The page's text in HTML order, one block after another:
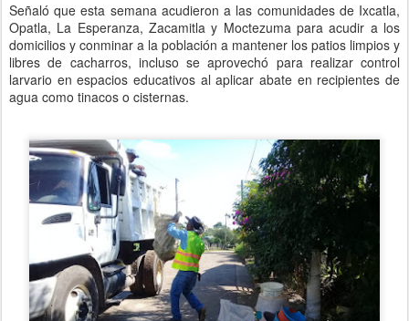
Señaló que esta semana acudieron a las comunidades de Ixcatla,
Opatla, La Esperanza, Zacamitla y Moctezuma para acudir a los
domicilios y conminar a la población a mantener los patios limpios y
libres de cacharros, incluso se aprovechó para realizar control
larvario en espacios educativos al aplicar abate en recipientes de
agua como tinacos o cisternas.